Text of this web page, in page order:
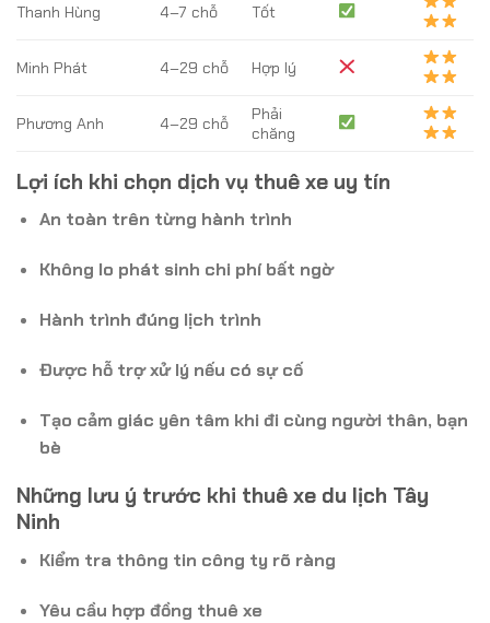
Thanh Hùng 4–7 chỗ Tốt
Minh Phát 4–29 chỗ Hợp lý
Phương Anh 4–29 chỗ
Phải
chăng
Lợi ích khi chọn dịch vụ thuê xe uy tín
An toàn trên từng hành trình
Không lo phát sinh chi phí bất ngờ
Hành trình đúng lịch trình
Được hỗ trợ xử lý nếu có sự cố
Tạo cảm giác yên tâm khi đi cùng người thân, bạn
bè
Những lưu ý trước khi thuê xe du lịch Tây
Ninh
Kiểm tra thông tin công ty rõ ràng
Yêu cầu hợp đồng thuê xe